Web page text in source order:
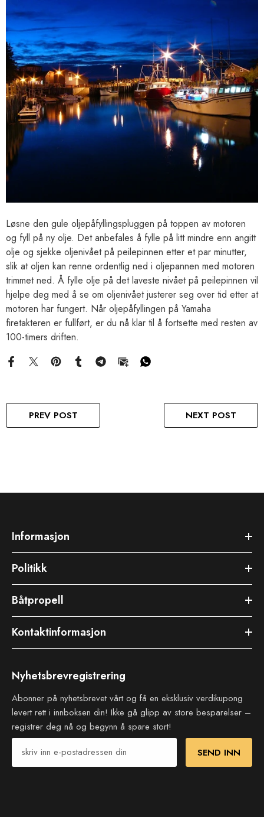
Løsne den gule oljepåfyllingspluggen på toppen av motoren
og fyll på ny olje. Det anbefales å fylle på litt mindre enn angitt
olje og sjekke oljenivået på peilepinnen etter et par minutter,
slik at oljen kan renne ordentlig ned i oljepannen med motoren
trimmet ned. Å fylle olje på det laveste nivået på peilepinnen vil
hjelpe deg med å se om oljenivået justerer seg over tid etter at
motoren har fungert. Når oljepåfyllingen på Yamaha
firetakteren er fullført, er du nå klar til å fortsette med resten av
100-timers driften.
PREV POST NEXT POST
Informasjon
Politikk
Båtpropell
Kontaktinformasjon
Nyhetsbrevregistrering
Abonner på nyhetsbrevet vårt og få en eksklusiv verdikupong
levert rett i innboksen din! Ikke gå glipp av store besparelser –
registrer deg nå og begynn å spare stort!
SEND INN